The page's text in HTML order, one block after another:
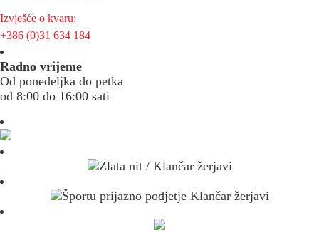
Izvješće o kvaru:
+386 (0)31 634 184
Radno vrijeme
Od ponedeljka do petka
od 8:00 do 16:00 sati